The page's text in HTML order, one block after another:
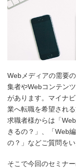
Webメディアの需要
集者やWebコンテン
があります。マイナ
業へ転職を希望され
求職者様からは「
きるの？」、「Web
の？」などご質問をい
そこで今回のセミナ